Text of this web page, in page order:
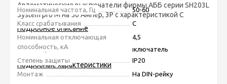
Автоматические выключатели фирмы АББ серии SH203L
System pro M на 50 Ампер, 3Р с характеристикой C
Подробное описание
Тип товара Автоматический выключатель
Подробные характеристики
Номинальная частота, Гц
50-60
Класс срабатывания
C
Номинальная отключающая
способность, кА
4,5
Степень защиты
IP20
Монтаж
На DIN-рейку